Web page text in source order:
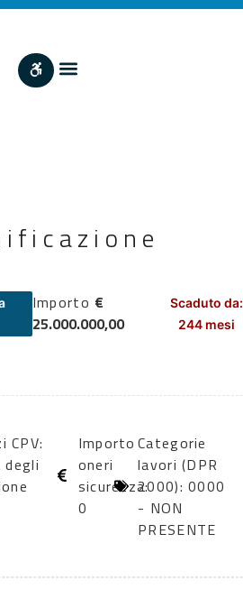
Importo €
25.000.000,00
Scaduto da:
244 mesi
CPV:
degli
Importo
oneri
sicurezza:
0
Categorie
lavori (DPR
2000): 0000
- NON
PRESENTE